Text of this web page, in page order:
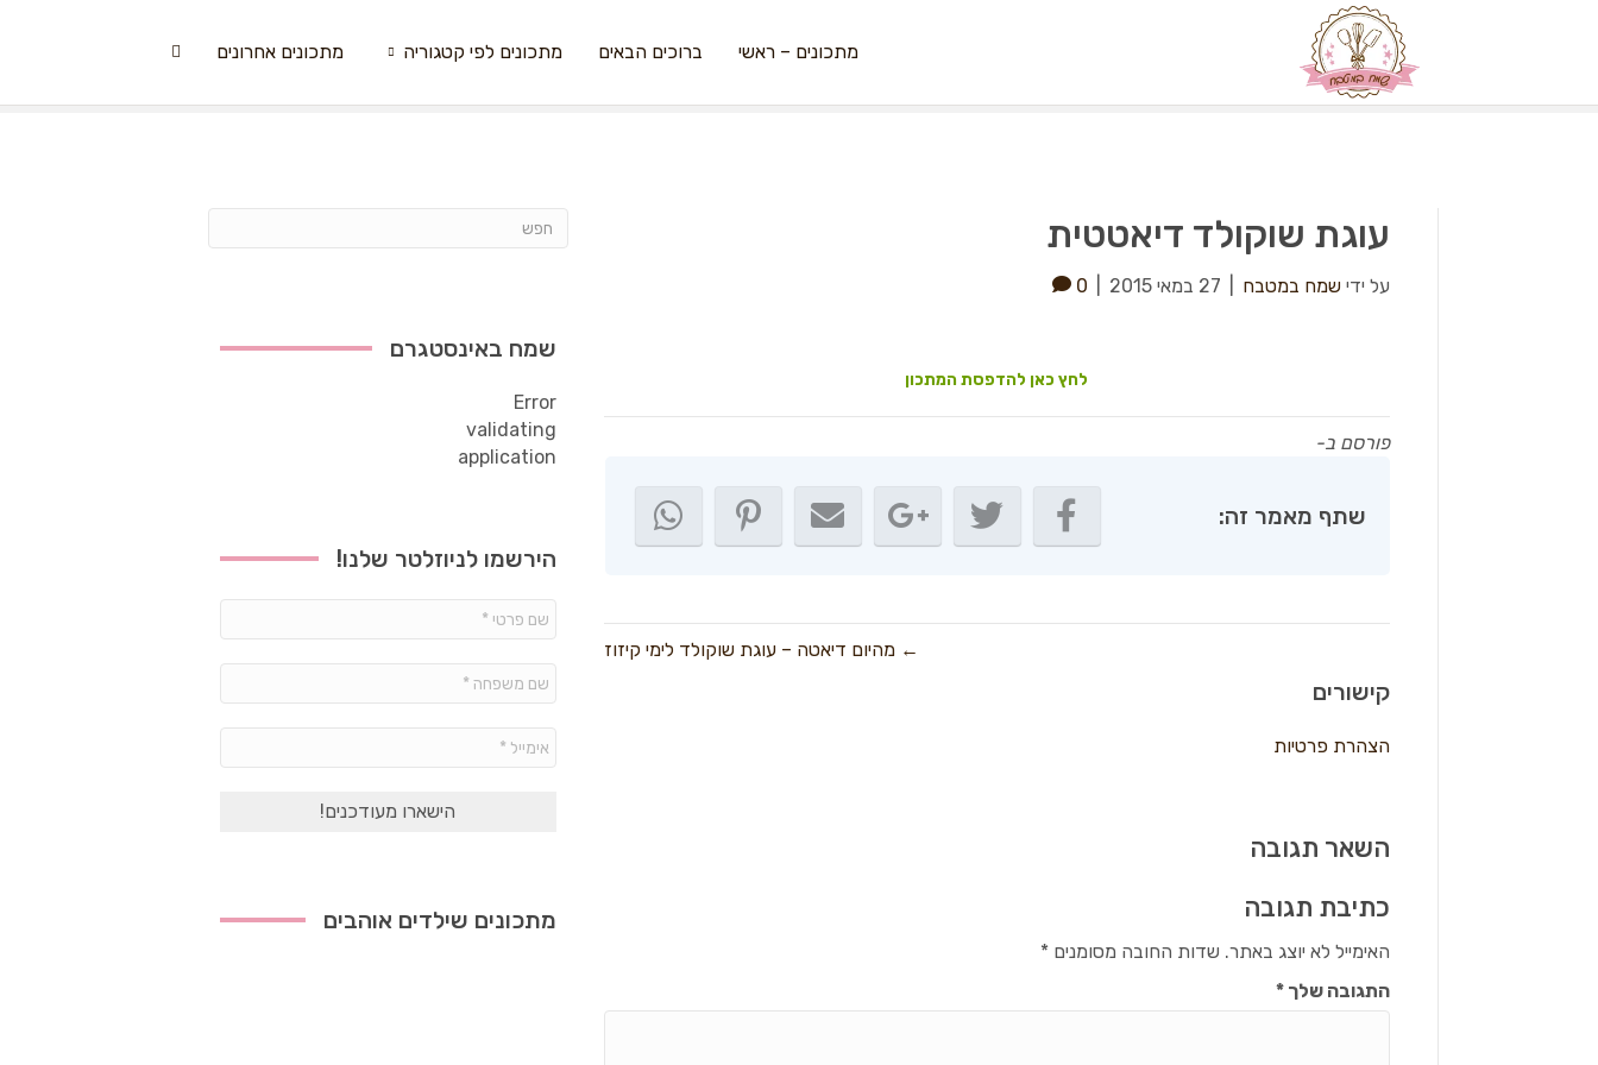
מתכונים – ראשי ברוכים הבאים מתכונים לפי קטגוריה מתכונים אחרונים
עוגת שוקולד דיאטטית
על ידי שמח במטבח 27 במאי 2015 0
לחץ כאן להדפסת המתכון
פורסם ב-
שתף מאמר זה:
← מהיום דיאטה – עוגת שוקולד לימי קיזוז
קישורים
הצהרת פרטיות
השאר תגובה
כתיבת תגובה
האימייל לא יוצג באתר. שדות החובה מסומנים*
התגובה שלך*
שמח באינסטגרם
Error
validating
application
הירשמו לניוזלטר שלנו!
פרטי
משפחה
*
מתכונים שילדים אוהבים